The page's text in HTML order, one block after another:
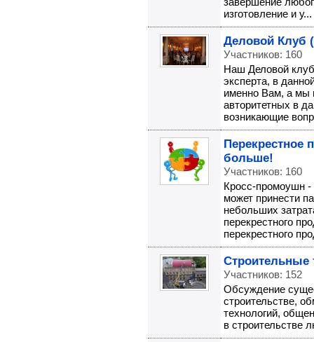
изготовление и у...
Деловой Клуб
Участников: 160
Наш Деловой
эксперта, в
именно Вам, а мы
авторитетных в
возникающие
Перекрестное
больше!
Участников: 160
Кросс-промоушн
может принести
небольших
перекрестного
перекрестного
Строительные
Участников: 152
Обсуждение
строительстве,
технологий,
в строительстве